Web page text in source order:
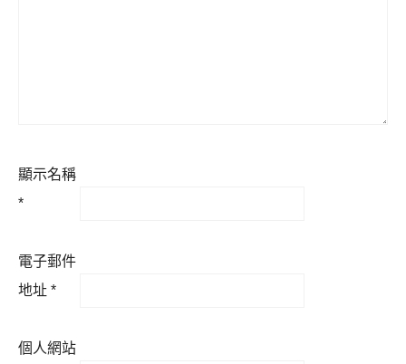
顯示名稱
*
電子郵件
地址 *
個人網站